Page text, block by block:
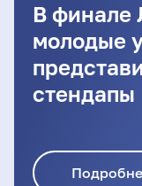
В финале
молодые
стендапы